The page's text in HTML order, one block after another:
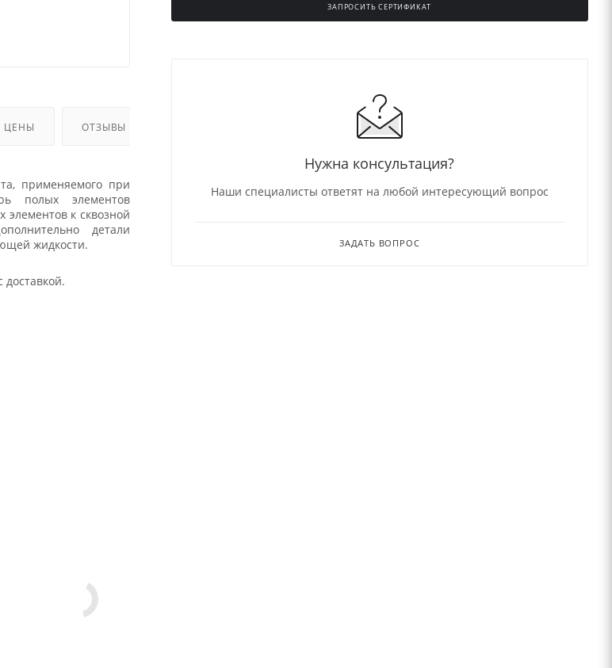
ЦЕНЫ ОТЗЫВЫ
применяемого при
полых элементов
к сквозной
детали
жидкости.
ЗАПРОСИТЬ СЕРТИФИКАТ
Нужна консультация?
Наши специалисты ответят на любой интересующий вопрос
ЗАДАТЬ ВОПРОС